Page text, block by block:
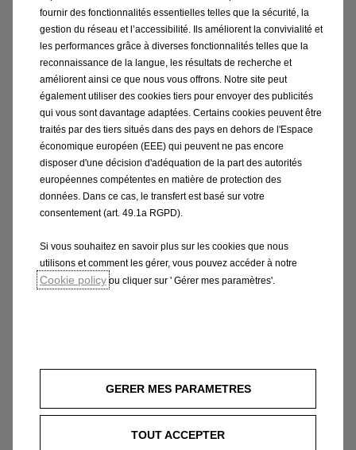
Lève-glaces électriques à l’arrière
MULTIMÉDIA ET NAVIGATION
Ecran 3.5˝ dans le combiné d’instruments
Multimedia Radio avec écran couleur 10˝ tactile &
Wireless Projection
Opel Connect: Appel d’urgence et assistance de
localisatio
Caractéristiques du modèle
CONSOMMATION WLTP
Consommation, valeurs combinées (WLTP)
5.1 l/100km
Classe d’efficience
fournir des fonctionnalités essentielles telles que la sécurité, la
gestion du réseau et l’accessibilité. Ils améliorent la convivialité et
les performances grâce à diverses fonctionnalités telles que la
reconnaissance de la langue, les résultats de recherche et
améliorent ainsi ce que nous vous offrons. Notre site peut
également utiliser des cookies tiers pour envoyer des publicités
qui vous sont davantage adaptées. Certains cookies peuvent être
traités par des tiers situés dans des pays en dehors de l'Espace
économique européen (EEE) qui peuvent ne pas encore
disposer d'une décision d'adéquation de la part des autorités
européennes compétentes en matière de protection des
données. Dans ce cas, le transfert est basé sur votre
consentement (art. 49.1a RGPD).
Si vous souhaitez en savoir plus sur les cookies que nous
utilisons et comment les gérer, vous pouvez accéder à notre
Cookie policy ou cliquer sur ' Gérer mes paramètres'.
GERER MES PARAMETRES
TOUT ACCEPTER